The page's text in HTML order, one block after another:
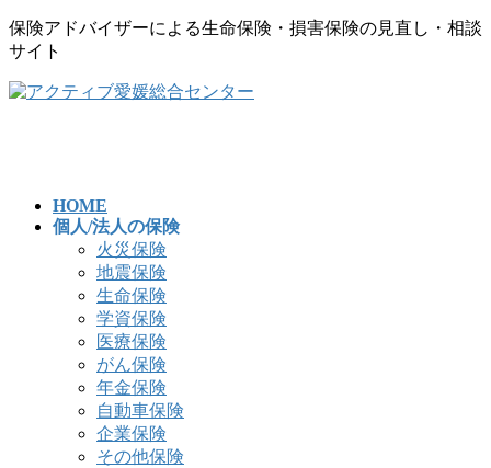
保険アドバイザーによる生命保険・損害保険の見直し・相談
サイト
コ
ナ
HOME
個人/法人の保険
火災保険
地震保険
生命保険
学資保険
医療保険
がん保険
年金保険
自動車保険
企業保険
その他保険